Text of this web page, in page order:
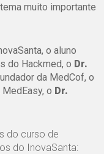
muito importante
o aluno
do Hackmed, o Dr.
da MedCof, o
o Dr.
do curso de
do InovaSanta: